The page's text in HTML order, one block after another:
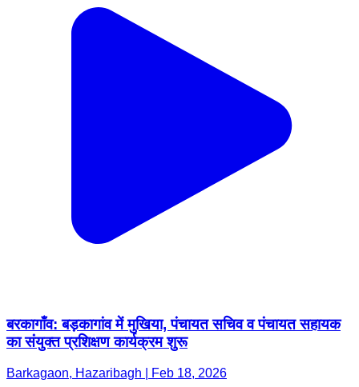
बरकागाँव: बड़कागांव में मुखिया, पंचायत सचिव व पंचायत सहायक
का संयुक्त प्रशिक्षण कार्यक्रम शुरू
Barkagaon, Hazaribagh | Feb 18, 2026